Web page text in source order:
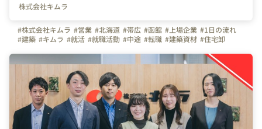
株式会社キムラ
#株式会社キムラ #営業 #北海道 #帯広 #函館 #上場企業 #1日の流れ
#建築 #キムラ #就活 #就職活動 #中途 #転職 #建築資材 #住宅卸